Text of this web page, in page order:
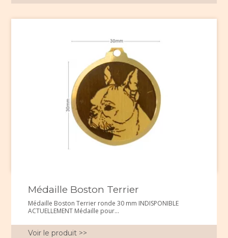
Médaille Boston Terrier
Médaille Boston Terrier ronde 30 mm INDISPONIBLE
ACTUELLEMENT Médaille pour...
Voir le produit >>